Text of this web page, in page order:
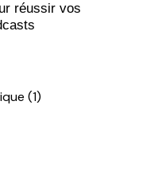
réussir vos
(1)